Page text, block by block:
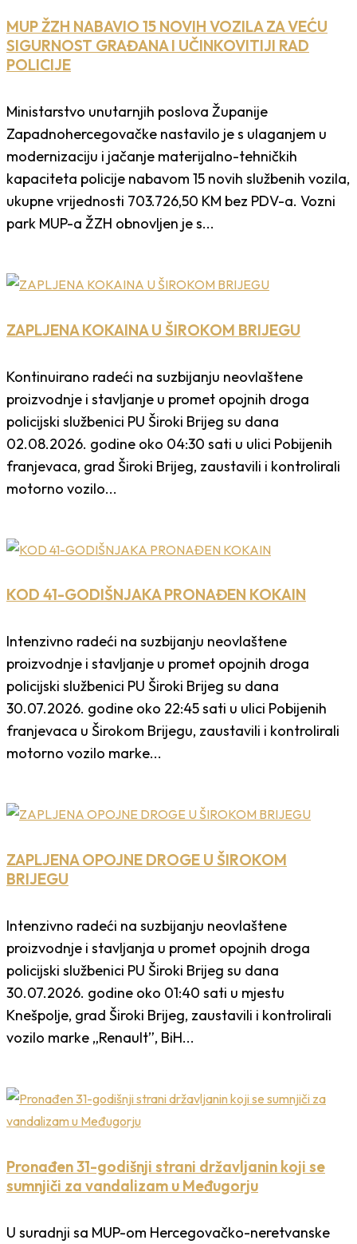
MUP ŽZH NABAVIO 15 NOVIH VOZILA ZA VEĆU
SIGURNOST GRAĐANA I UČINKOVITIJI RAD
POLICIJE
Ministarstvo unutarnjih poslova Županije
Zapadnohercegovačke nastavilo je s ulaganjem u
modernizaciju i jačanje materijalno-tehničkih
kapaciteta policije nabavom 15 novih službenih vozila,
ukupne vrijednosti 703.726,50 KM bez PDV-a. Vozni
park MUP-a ŽZH obnovljen je s...
ZAPLJENA KOKAINA U ŠIROKOM BRIJEGU
Kontinuirano radeći na suzbijanju neovlaštene
proizvodnje i stavljanje u promet opojnih droga
policijski službenici PU Široki Brijeg su dana
02.08.2026. godine oko 04:30 sati u ulici Pobijenih
franjevaca, grad Široki Brijeg, zaustavili i kontrolirali
motorno vozilo...
KOD 41-GODIŠNJAKA PRONAĐEN KOKAIN
Intenzivno radeći na suzbijanju neovlaštene
proizvodnje i stavljanje u promet opojnih droga
policijski službenici PU Široki Brijeg su dana
30.07.2026. godine oko 22:45 sati u ulici Pobijenih
franjevaca u Širokom Brijegu, zaustavili i kontrolirali
motorno vozilo marke...
ZAPLJENA OPOJNE DROGE U ŠIROKOM
BRIJEGU
Intenzivno radeći na suzbijanju neovlaštene
proizvodnje i stavljanja u promet opojnih droga
policijski službenici PU Široki Brijeg su dana
30.07.2026. godine oko 01:40 sati u mjestu
Knešpolje, grad Široki Brijeg, zaustavili i kontrolirali
vozilo marke „Renault”, BiH...
Pronađen 31-godišnji strani državljanin koji se
sumnjiči za vandalizam u Međugorju
U suradnji sa MUP-om Hercegovačko-neretvanske